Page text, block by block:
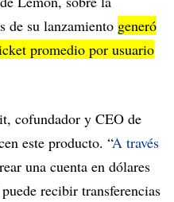
de su lanzamiento generó
promedio por usuario
cofundador y CEO de
este producto. “A través
una cuenta en dólares
recibir transferencias